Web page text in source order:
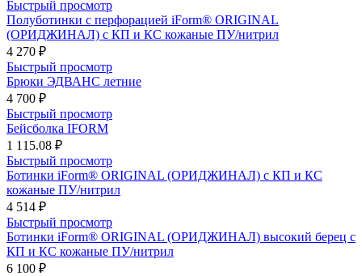
Быстрый просмотр
Полуботинки с перфорацией iForm® ORIGINAL
(ОРИДЖИНАЛ) с КП и КС кожаные ПУ/нитрил
4 270 ₽
Быстрый просмотр
Брюки ЭДВАНС летние
4 700 ₽
Быстрый просмотр
Бейсболка IFORM
1 115.08 ₽
Быстрый просмотр
Ботинки iForm® ORIGINAL (ОРИДЖИНАЛ) с КП и КС
кожаные ПУ/нитрил
4 514 ₽
Быстрый просмотр
Ботинки iForm® ORIGINAL (ОРИДЖИНАЛ) высокий берец с
КП и КС кожаные ПУ/нитрил
6 100 ₽